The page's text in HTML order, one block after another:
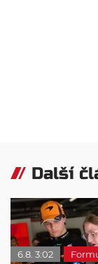
Další
6.8. 3:02